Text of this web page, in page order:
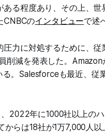
る程度あり、その上、世
CNBCのインタビューで述
力に対処するために、従
減を発表した。Amazon
。Salesforceも最近、従
2022年に1000社以上の
らは18社が1万7,000人以